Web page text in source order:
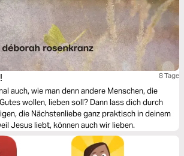
8 Tage
auch, wie man denn andere Menschen, die
wollen, lieben soll? Dann lass dich durch
die Nächstenliebe ganz praktisch in deinem
Jesus liebt, können auch wir lieben.